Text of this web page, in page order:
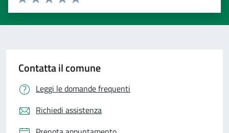
Valuta 5 stelle su 5
Valuta 4 stelle su 5
Valuta 3 stelle su 5
Valuta 2 stelle su 5
Valuta 1 stelle su 5
Contatta il comune
Leggi le domande frequenti
Richiedi assistenza